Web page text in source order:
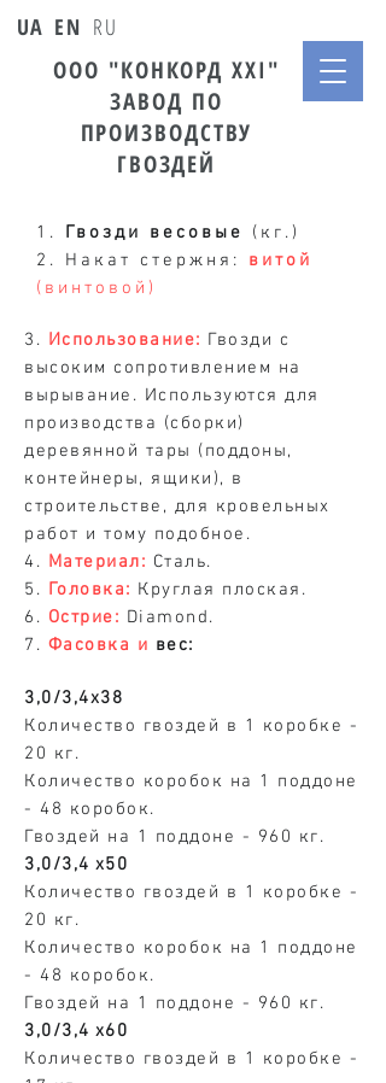
ООО "КОНКОРД ХХI"
ЗАВОД ПО
ПРОИЗВОДСТВУ
ГВОЗДЕЙ
UA EN RU
1. Гвозди весовые
(кг.)
2. Накат стержня:
витой
(винтовой)
3. Использование: Гвозди с
высоким сопротивлением на
вырывание. Используются для
производства (сборки)
деревянной тары (поддоны,
контейнеры, ящики), в
строительстве, для кровельных
работ и тому подобное.
4. Материал: Сталь.
5. Головка: Круглая плоская.
6. Острие: Diamond.
7. Фасовка и вес:
3,0/3,4х38
Количество гвоздей в 1 коробке -
20 кг.
Количество коробок на 1 поддоне
- 48 коробок.
Гвоздей на 1 поддоне - 960 кг.
3,0/3,4 х50
Количество гвоздей в 1 коробке -
20 кг.
Количество коробок на 1 поддоне
- 48 коробок.
Гвоздей на 1 поддоне - 960 кг.
3,0/3,4 х60
Количество гвоздей в 1 коробке -